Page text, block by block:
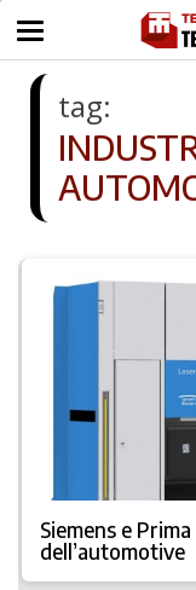
tag:
Siemens e
dell’automotive